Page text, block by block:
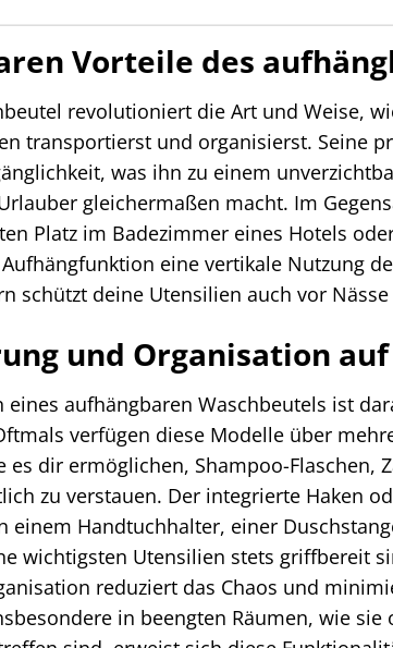
Vorteile des
revolutioniert die Art und Weise,
transportierst und organisierst. Seine
was ihn zu einem
gleichermaßen macht. Im
Platz im Badezimmer eines Hotels
eine vertikale Nutzung
schützt deine Utensilien auch vor
und Organisation
aufhängbaren Waschbeutels ist
verfügen diese Modelle über
es dir ermöglichen, Shampoo-Flaschen,
zu verstauen. Der integrierte Haken
einem Handtuchhalter, einer
wichtigsten Utensilien stets griffbereit
reduziert das Chaos und
in beengten Räumen, wie